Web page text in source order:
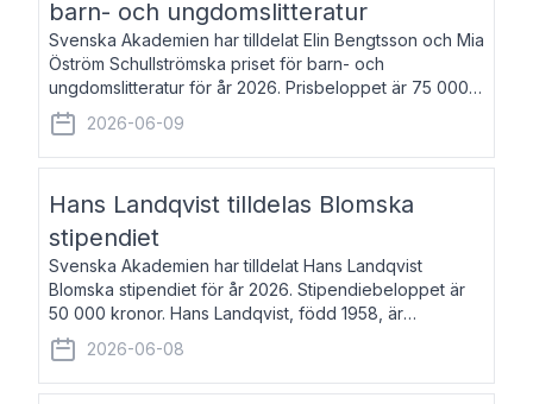
barn- och ungdomslitteratur
Svenska Akademien har tilldelat Elin Bengtsson och Mia
Öström Schullströmska priset för barn- och
ungdomslitteratur för år 2026. Prisbeloppet är 75 000
kronor vardera. Elin Bengtsson, född 1987, är författare
och forskare i genusvetenskap.
2026-06-09
Hans Landqvist tilldelas Blomska
stipendiet
Svenska Akademien har tilldelat Hans Landqvist
Blomska stipendiet för år 2026. Stipendiebeloppet är
50 000 kronor. Hans Landqvist, född 1958, är
professor i svenska vid Göteborgs universitet. Han
disputerade år 2000 på avhandlingen Författn
2026-06-08